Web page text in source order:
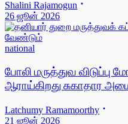
Shalini Rajamogun
26 ஜூன் 2026
national
போலி மருத்துவ விடுப்பு
ஆராய்கிறது சுகாதார
Latchumy Ramamoorthy
21 ஜூன் 2026